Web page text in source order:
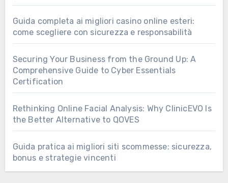
Guida completa ai migliori casino online esteri:
come scegliere con sicurezza e responsabilità
Securing Your Business from the Ground Up: A
Comprehensive Guide to Cyber Essentials
Certification
Rethinking Online Facial Analysis: Why ClinicEVO Is
the Better Alternative to QOVES
Guida pratica ai migliori siti scommesse: sicurezza,
bonus e strategie vincenti